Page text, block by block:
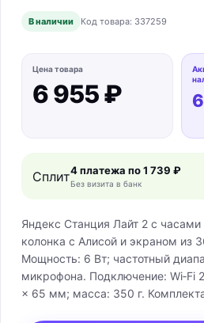
В наличии Код товара: 337259
Цена товара
6 955 ₽
Сплит4 платежа по1 739 ₽
Без визита в банк
Яндекс Станция Лайт 2 с
колонка с Алисой и экраном из
Мощность: 6 Вт; частотный
микрофона. Подключение: Wi‑Fi
× 65 мм; масса: 350 г.